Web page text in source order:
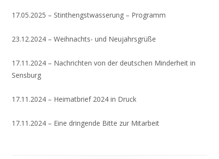
17.05.2025 – Stinthengstwasserung – Programm
23.12.2024 – Weihnachts- und Neujahrsgrüße
17.11.2024 – Nachrichten von der deutschen Minderheit in
Sensburg
17.11.2024 – Heimatbrief 2024 in Druck
17.11.2024 – Eine dringende Bitte zur Mitarbeit